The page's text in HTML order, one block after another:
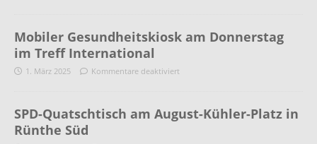
Mobiler Gesundheitskiosk am Donnerstag
im Treff International
1. März 2025 Kommentare deaktiviert
SPD-Quatschtisch am August-Kühler-Platz in
Rünthe Süd